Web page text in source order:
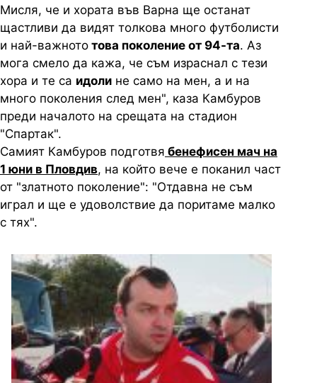
Мисля, че и хората във Варна ще останат
щастливи да видят толкова много футболисти
и най-важното това поколение от 94-та. Аз
мога смело да кажа, че съм израснал с тези
хора и те са идоли не само на мен, а и на
много поколения след мен", каза Камбуров
преди началото на срещата на стадион
"Спартак".
Самият Камбуров подготвя бенефисен мач на
1 юни в Пловдив, на който вече е поканил част
от "златното поколение": "Отдавна не съм
играл и ще е удоволствие да поритаме малко
с тях".